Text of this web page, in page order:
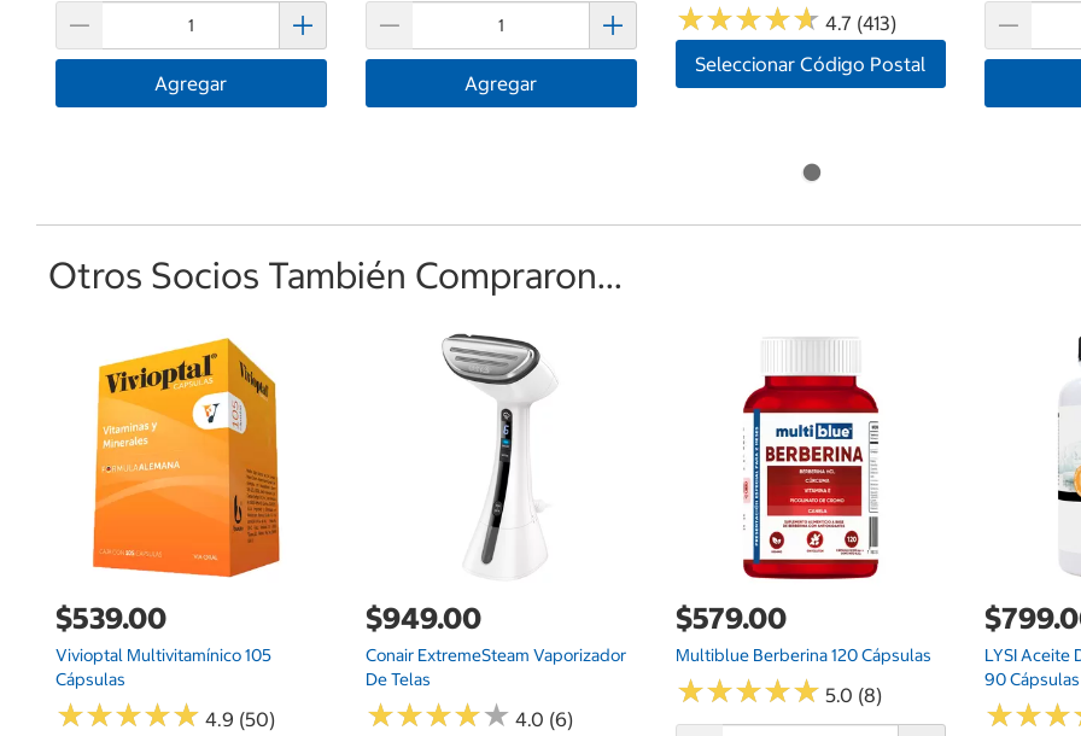
Agregar Agregar
★★★★★
★★★★★ 4.7 (413)
Seleccionar Código Postal
Otros Socios También Compraron...
$539.00
Vivioptal Multivitamínico 105
Cápsulas
★★★★★
★★★★★ 4.9 (50)
$949.00
Conair ExtremeSteam Vaporizador
De Telas
★★★★★
★★★★★ 4.0 (6)
$579.00
Multiblue Berberina 120 Cápsulas
★★★★★
★★★★★ 5.0 (8)
LYSI Aceite
90 Cápsulas
★★★
★★★